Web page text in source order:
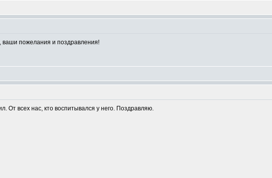
пожелания и поздравления!
всех нас, кто воспитывался у него. Поздравляю.